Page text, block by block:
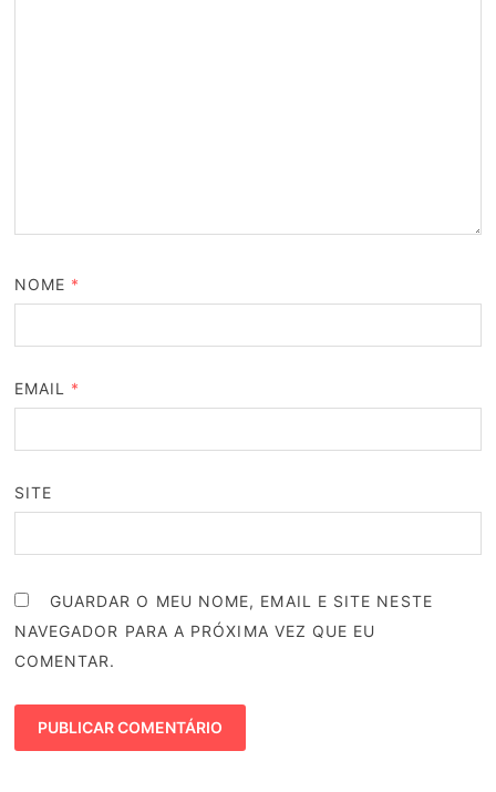
NOME *
EMAIL *
SITE
GUARDAR O MEU NOME, EMAIL E SITE NESTE
NAVEGADOR PARA A PRÓXIMA VEZ QUE EU
COMENTAR.